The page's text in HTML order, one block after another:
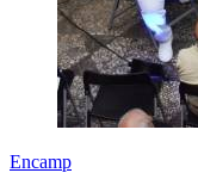
Encamp